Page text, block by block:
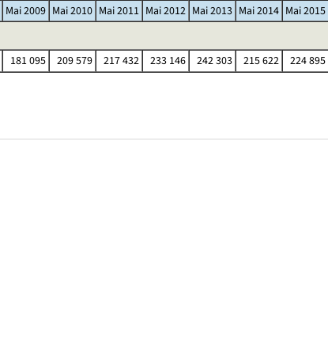
Mai 2009 Mai 2010 Mai 2011 Mai 2012 Mai 2013 Mai 2014 Mai 2015
181 095 209 579 217 432 233 146 242 303 215 622 224 895